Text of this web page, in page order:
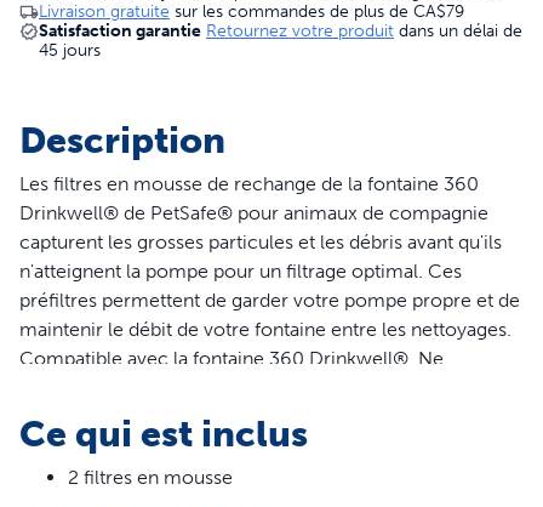
Livraison gratuite sur les commandes de plus de CA$79
Satisfaction garantie Retournez votre produit dans un délai de
45 jours
Description
Les filtres en mousse de rechange de la fontaine 360
Drinkwell® de PetSafe® pour animaux de compagnie
capturent les grosses particules et les débris avant qu'ils
n'atteignent la pompe pour un filtrage optimal. Ces
préfiltres permettent de garder votre pompe propre et de
maintenir le débit de votre fontaine entre les nettoyages.
Compatible avec la fontaine 360 Drinkwell®. Ne
inoxydable. PetSafe® vous aide à veiller sur la santé, la
sécurité et le bonheur de vos animaux de compagnie.
Ce qui est inclus
2 filtres en mousse